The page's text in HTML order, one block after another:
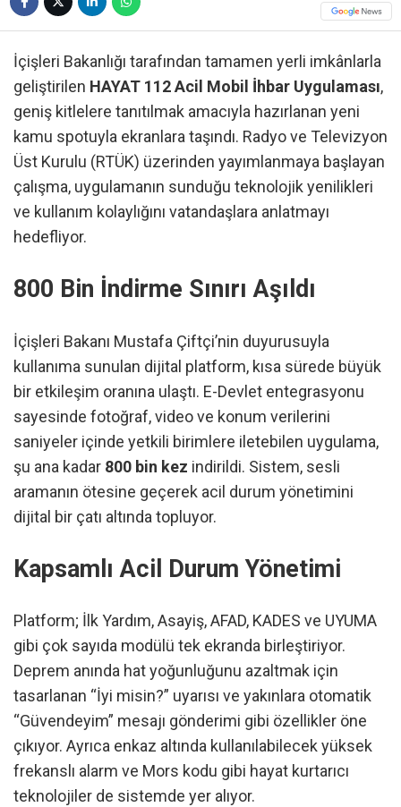
İçişleri Bakanlığı tarafından tamamen yerli imkânlarla
geliştirilen HAYAT 112 Acil Mobil İhbar Uygulaması,
geniş kitlelere tanıtılmak amacıyla hazırlanan yeni
kamu spotuyla ekranlara taşındı. Radyo ve Televizyon
Üst Kurulu (RTÜK) üzerinden yayımlanmaya başlayan
çalışma, uygulamanın sunduğu teknolojik yenilikleri
ve kullanım kolaylığını vatandaşlara anlatmayı
hedefliyor.
800 Bin İndirme Sınırı Aşıldı
İçişleri Bakanı Mustafa Çiftçi’nin duyurusuyla
kullanıma sunulan dijital platform, kısa sürede büyük
bir etkileşim oranına ulaştı. E-Devlet entegrasyonu
sayesinde fotoğraf, video ve konum verilerini
saniyeler içinde yetkili birimlere iletebilen uygulama,
şu ana kadar 800 bin kez indirildi. Sistem, sesli
aramanın ötesine geçerek acil durum yönetimini
dijital bir çatı altında topluyor.
Kapsamlı Acil Durum Yönetimi
Platform; İlk Yardım, Asayiş, AFAD, KADES ve UYUMA
gibi çok sayıda modülü tek ekranda birleştiriyor.
Deprem anında hat yoğunluğunu azaltmak için
tasarlanan “İyi misin?” uyarısı ve yakınlara otomatik
“Güvendeyim” mesajı gönderimi gibi özellikler öne
çıkıyor. Ayrıca enkaz altında kullanılabilecek yüksek
frekanslı alarm ve Mors kodu gibi hayat kurtarıcı
teknolojiler de sistemde yer alıyor.